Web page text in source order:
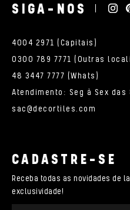
SIGA-NOS
4004 2971 (Capitais)
0300 789 7771 (Outras
48 3447 7777 (Whats)
Atendimento: Seg à Sex das
sac@decortiles.com
CADASTRE-SE
Receba todas as novidades de
exclusividade!